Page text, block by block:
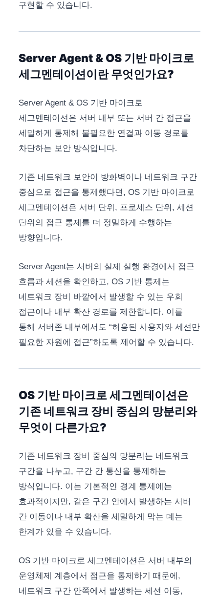
구현할 수 있습니다.
Server Agent & OS 기반 마이크로
세그멘테이션이란 무엇인가요?
Server Agent & OS 기반 마이크로
세그멘테이션은 서버 내부 또는 서버 간 접근을
세밀하게 통제해 불필요한 연결과 이동 경로를
차단하는 보안 방식입니다.
기존 네트워크 보안이 방화벽이나 네트워크 구간
중심으로 접근을 통제했다면, OS 기반 마이크로
세그멘테이션은 서버 단위, 프로세스 단위, 세션
단위의 접근 통제를 더 정밀하게 수행하는
방향입니다.
Server Agent는 서버의 실제 실행 환경에서 접근
흐름과 세션을 확인하고, OS 기반 통제는
네트워크 장비 바깥에서 발생할 수 있는 우회
접근이나 내부 확산 경로를 제한합니다. 이를
통해 서버존 내부에서도 “허용된 사용자와 세션만
필요한 자원에 접근”하도록 제어할 수 있습니다.
OS 기반 마이크로 세그멘테이션은
기존 네트워크 장비 중심의 망분리와
무엇이 다른가요?
기존 네트워크 장비 중심의 망분리는 네트워크
구간을 나누고, 구간 간 통신을 통제하는
방식입니다. 이는 기본적인 경계 통제에는
효과적이지만, 같은 구간 안에서 발생하는 서버
간 이동이나 내부 확산을 세밀하게 막는 데는
한계가 있을 수 있습니다.
OS 기반 마이크로 세그멘테이션은 서버 내부의
운영체제 계층에서 접근을 통제하기 때문에,
네트워크 구간 안쪽에서 발생하는 세션 이동,